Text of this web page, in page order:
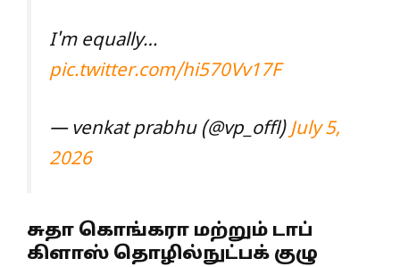
I'm equally…
pic.twitter.com/hi570Vv17F
— venkat prabhu (@vp_offl)July 5,
2026
சுதா கொங்கரா மற்றும் டாப்
கிளாஸ் தொழில்நுட்பக் குழு